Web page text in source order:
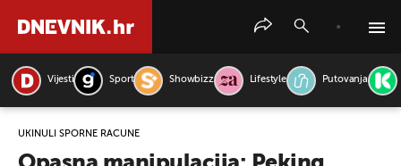
Vijesti Sport Showbizz Lifestyle Putovanja
UKINULI SPORNE RAČUNE
PRETRAŽITE VIJESTI